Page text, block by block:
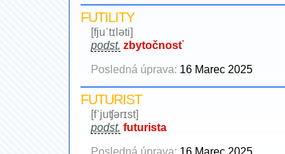
FUTILITY
[fjuˈtɪləti]
podst. zbytočnosť
Posledná úprava: 16 Marec 2025
FUTURIST
[fˈjuʧərɪst]
podst. futurista
Posledná úprava: 16 Marec 2025